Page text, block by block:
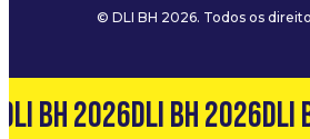
© DLI BH 2026. Todos os
BH 2026DLI BH 2026DLI